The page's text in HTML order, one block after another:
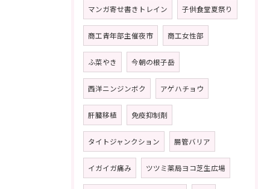
マンガ寄せ書きトレイン 子供食堂夏祭り
商工青年部主催夜市 商工女性部
ふ菜やき 今朝の根子岳
西洋ニンジンボク アゲハチョウ
肝臓移植 免疫抑制剤
タイトジャンクション 腸管バリア
イガイガ痛み ツツミ薬局ヨコ芝生広場